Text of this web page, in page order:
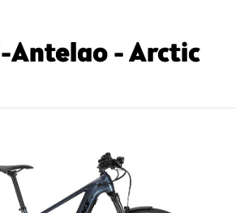
Antelao - Arctic